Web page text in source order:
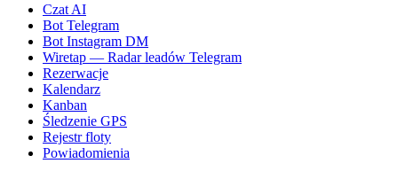
Czat AI
Bot Telegram
Bot Instagram DM
Wiretap — Radar leadów Telegram
Rezerwacje
Kalendarz
Kanban
Śledzenie GPS
Rejestr floty
Powiadomienia